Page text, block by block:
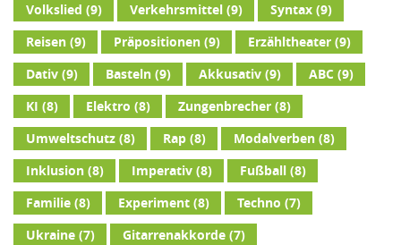
Volkslied (9) Verkehrsmittel(9) Syntax(9)
Reisen(9) Präpositionen(9) Erzähltheater(9)
Dativ(9) Basteln(9) Akkusativ(9) ABC (9)
KI (8) Elektro (8) Zungenbrecher(8)
Umweltschutz(8) Rap(8) Modalverben(8)
Inklusion(8) Imperativ(8) Fußball(8)
Familie(8) Experiment(8) Techno (7)
Ukraine(7) Gitarrenakkorde(7)